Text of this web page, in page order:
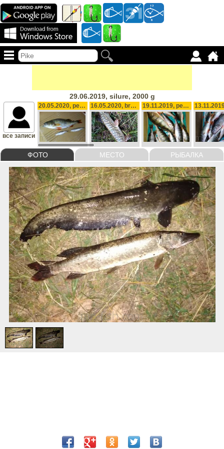
29.06.2019, silure, 2000 g
ФОТО МЕСТО РЫБАЛКА
все записи
20.05.2020, perche 16.05.2020, brochet, 1300 g 19.11.2019, perches 11
1/2